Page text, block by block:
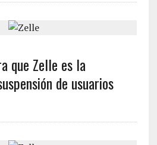
que Zelle es la
de usuarios